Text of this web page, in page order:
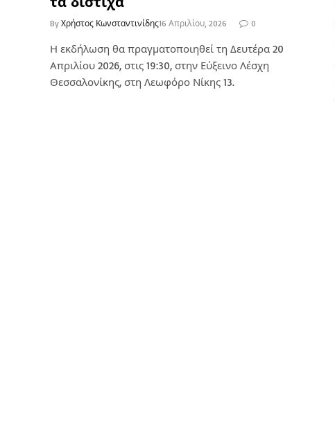
By Χρήστος Κωνσταντινίδης16 Απριλίου, 2026 0
Η εκδήλωση θα πραγματοποιηθεί τη Δευτέρα 20
Απριλίου 2026, στις 19:30, στην Εύξεινο Λέσχη
Θεσσαλονίκης, στη Λεωφόρο Νίκης 13.